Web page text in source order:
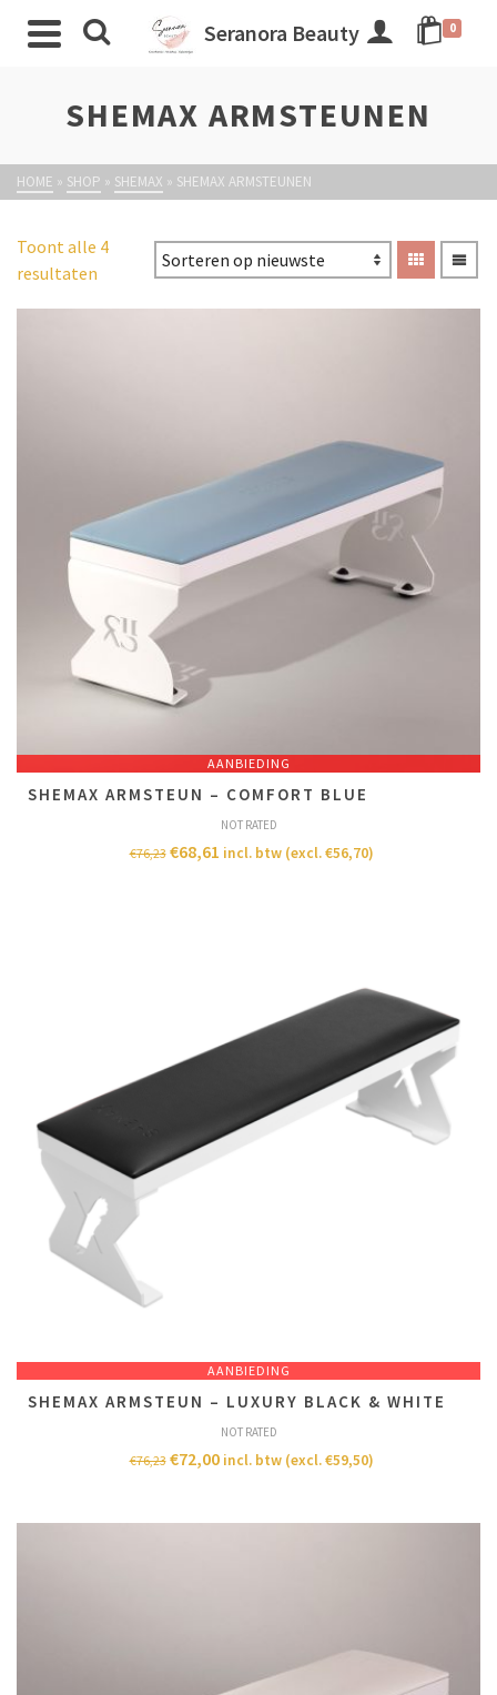
Seranora Beauty 0
SHEMAX ARMSTEUNEN
HOME » SHOP » SHEMAX » SHEMAX ARMSTEUNEN
Toont alle 4
resultaten
AANBIEDING
SHEMAX ARMSTEUN – COMFORT BLUE
NOT RATED
€76,23 €68,61 incl. btw (excl.€56,70)
AANBIEDING
SHEMAX ARMSTEUN – LUXURY BLACK & WHITE
NOT RATED
€76,23 €72,00 incl. btw (excl.€59,50)